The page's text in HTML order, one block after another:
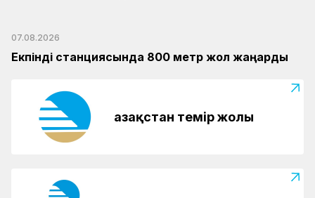
07.08.2026
Екпінді станциясында 800 метр жол жаңарды
Қазақстан темір жолы